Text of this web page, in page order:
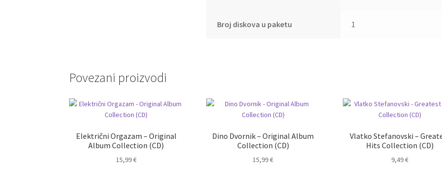
Broj diskova u paketu 1
Povezani proizvodi
Električni Orgazam – Original
Album Collection (CD)
15,99€
Dino Dvornik – Original Album
Collection (CD)
15,99€
Vlatko Stefanovski –
Hits Collection (CD)
9,49€